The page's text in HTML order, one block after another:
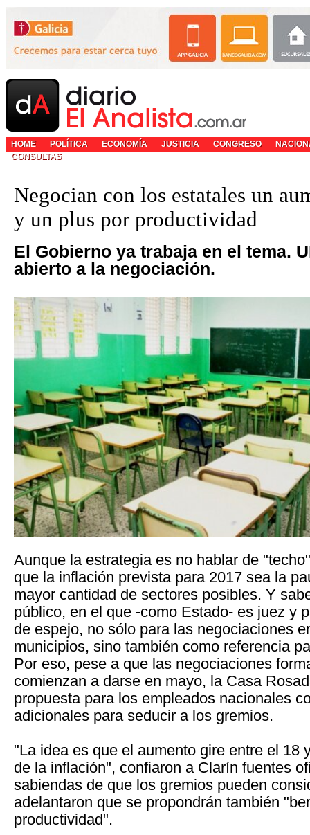
HOME POLÍTICA ECONOMÍA JUSTICIA CONGRESO
CONSULTAS
Negocian con los estatales un
y un plus por productividad
El Gobierno ya trabaja en el tema.
abierto a la negociación.
Aunque la estrategia es no hablar de
que la inflación prevista para 2017 sea la
mayor cantidad de sectores posibles. Y
público, en el que -como Estado- es juez y
de espejo, no sólo para las negociaciones
municipios, sino también como referencia
Por eso, pese a que las negociaciones
comienzan a darse en mayo, la Casa
propuesta para los empleados nacionales
adicionales para seducir a los gremios.
"La idea es que el aumento gire entre el 18
de la inflación", confiaron a Clarín fuentes
sabiendas de que los gremios pueden
adelantaron que se propondrán también
productividad".